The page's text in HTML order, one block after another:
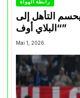
رابطة الهواة
يحسم التأهل إلى
“البلاي أوف”
Mai 1, 2026